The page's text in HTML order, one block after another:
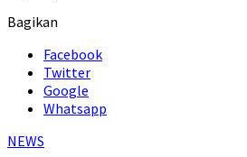
Bagikan
Facebook
Twitter
Google
Whatsapp
NEWS